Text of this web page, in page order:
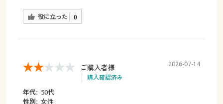
役に立った 0
ご購入者様
購入確認済み
2026-07-14
年代: 50代
性別: 女性